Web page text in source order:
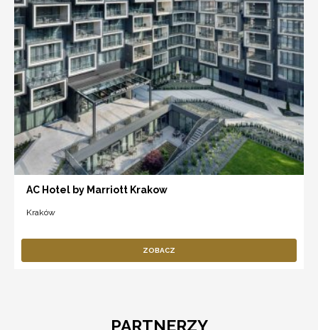
AC Hotel by Marriott Krakow
Kraków
ZOBACZ
PARTNERZY